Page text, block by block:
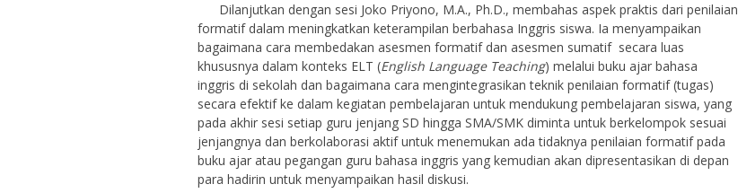
Dilanjutkan dengan sesi Joko Priyono, M.A., Ph.D., membahas aspek praktis dari penilaian
formatif dalam meningkatkan keterampilan berbahasa Inggris siswa. Ia menyampaikan
bagaimana cara membedakan asesmen formatif dan asesmen sumatif secara luas
khususnya dalam konteks ELT (English Language Teaching) melalui buku ajar bahasa
inggris di sekolah dan bagaimana cara mengintegrasikan teknik penilaian formatif (tugas)
secara efektif ke dalam kegiatan pembelajaran untuk mendukung pembelajaran siswa, yang
pada akhir sesi setiap guru jenjang SD hingga SMA/SMK diminta untuk berkelompok sesuai
jenjangnya dan berkolaborasi aktif untuk menemukan ada tidaknya penilaian formatif pada
buku ajar atau pegangan guru bahasa inggris yang kemudian akan dipresentasikan di depan
para hadirin untuk menyampaikan hasil diskusi.